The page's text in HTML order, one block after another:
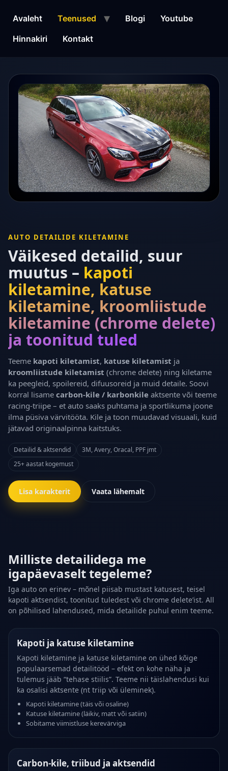
sisuAvaleht Teenused Blogi
Youtube
Hinnakiri
Kontakt
AUTO DETAILIDE KILETAMINE
Väikesed detailid, suur
muutus – kapoti
kiletamine, katuse
kiletamine, kroomliistude
kiletamine (chrome delete)
ja toonitud tuled
Teeme kapoti kiletamist, katuse kiletamist ja
kroomliistude kiletamist (chrome delete) ning kiletame
ka peegleid, spoilereid, difuusoreid ja muid detaile. Soovi
korral lisame carbon-kile / karbonkile aktsente või teeme
racing-triipe – et auto saaks puhtama ja sportlikuma joone
ilma püsiva värvitööta. Kile ja toon muudavad visuaali, kuid
jätavad originaalpinna kaitstuks.
Detailid & aktsendid
3M, Avery, Oracal, PPF jmt
25+ aastat kogemust
Lisa karakterit Vaata lähemalt
Milliste detailidega me
igapäevaselt tegeleme?
Iga auto on erinev – mõnel piisab mustast katusest, teisel
kapoti aktsendist, toonitud tuledest või chrome delete’ist. All
on põhilised lahendused, mida detailide puhul enim teeme.
Kapoti ja katuse kiletamine
Kapoti kiletamine ja katuse kiletamine on ühed kõige
populaarsemad detailitööd – efekt on kohe näha ja
tulemus jääb “tehase stiilis”. Teeme nii täislahendusi kui
ka osalisi aktsente (nt triip või üleminek).
Kapoti kiletamine (täis või osaline)
Katuse kiletamine (läikiv, matt või satiin)
Sobitame viimistluse kerevärviga
Carbon-kile, triibud ja aktsendid